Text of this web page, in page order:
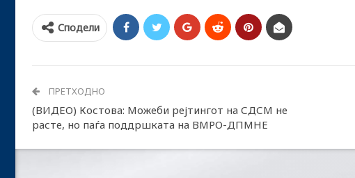
Сподели
ПРЕТХОДНО
(ВИДЕО) Костова: Можеби рејтингот на СДСМ не
расте, но паѓа поддршката на ВМРО-ДПМНЕ